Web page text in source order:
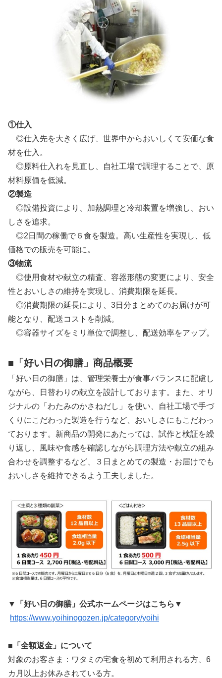
①仕入
◎仕入先を大きく広げ、世界中からおいしくて安価な食
材を仕入。
◎原料仕入れを見直し、自社工場で調理することで、原
材料原価を低減。
②製造
◎設備投資により、加熱調理と冷却装置を増強し、おい
しさを追求。
◎2日間の稼働で６食を製造。高い生産性を実現し、低
価格での販売を可能に。
③物流
◎使用食材や献立の精査、容器形態の変更により、安全
性とおいしさの維持を実現し、消費期限を延長。
◎消費期限の延長により、3日分まとめてのお届けが可
能となり、配送コストを削減。
◎容器サイズをミリ単位で調整し、配送効率をアップ。
■「好い日の御膳」商品概要
「好い日の御膳」は、管理栄養士が食事バランスに配慮し
ながら、日替わりの献立を設計しております。また、オリ
ジナルの「わたみのかさねだし」を使い、自社工場で手づ
くりにこだわった製造を行うなど、おいしさにもこだわっ
ております。新商品の開発にあたっては、試作と検証を繰
り返し、風味や食感を確認しながら調理方法や献立の組み
合わせを調整するなど、３日まとめての製造・お届けでも
おいしさを維持できるよう工夫しました。
▼「好い日の御膳」公式ホームページはこちら▼
https://www.yoihinogozen.jp/category/yoihi
■「全額返金」について
対象のお客さま：ワタミの宅食を初めて利用される方、6
カ月以上お休みされている方。